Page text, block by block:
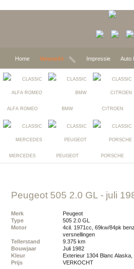
Home Verwacht Impressie Auto
ALFA ROMEO BMW CITROEN
MERCEDES PEUGEOT PORSCHE
Peugeot 505 2.0 GL - juli
Merk
Peugeot
Type
505 2.0 GL
Motor
4cil. 1971cc, 69kw/84pk benzine, handgeschakeld 4
versnellingen
Tellerstand
9.375 km
Bouwjaar
juli 1982
Kleur
exterieur 1304 Blanc
Prijs
VERKOCHT